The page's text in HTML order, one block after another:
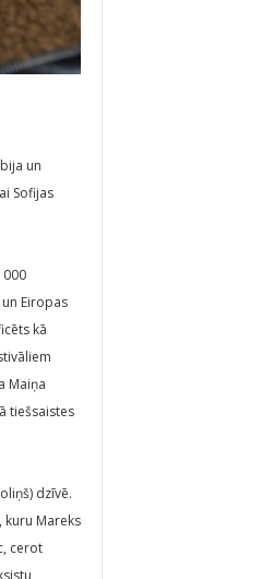
un
Sofijas
000
Eiropas
kā
Maiņa
tiešsaistes
dzīvē.
kuru Mareks
cerot